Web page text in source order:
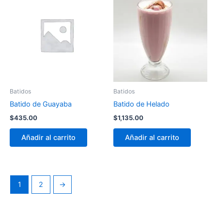
Batidos
Batido de Guayaba
$435.00
Añadir al carrito
Batidos
Batido de Helado
$1,135.00
Añadir al carrito
1 2 →